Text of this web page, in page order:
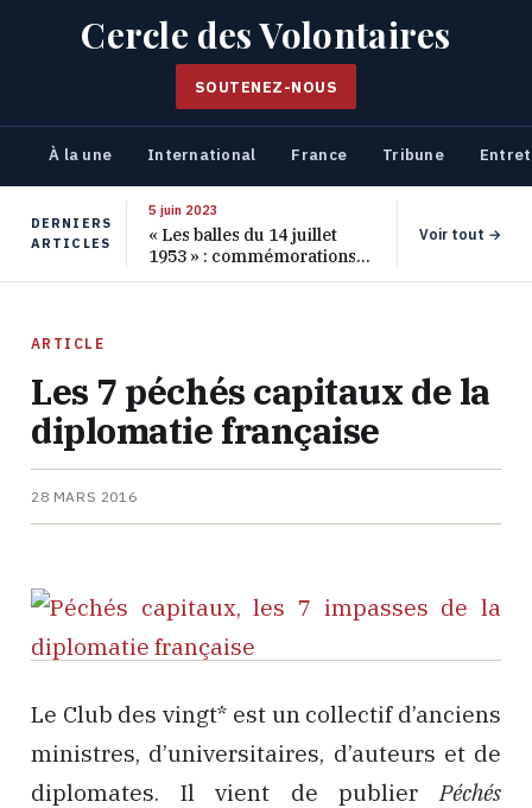
Cercle des Volontaires
SOUTENEZ-NOUS
À la une International France Tribune
DERNIERS
ARTICLES
5 juin 2023
« Les balles du 14 juillet
1953 » : commémorations
pour les 70 ans de ce
Voir tout →
ARTICLE
Les 7 péchés capitaux de la
diplomatie française
28 MARS 2016
Le Club des vingt* est un collectif d’anciens
ministres, d’universitaires, d’auteurs et de
diplomates. Il vient de publierPéchés